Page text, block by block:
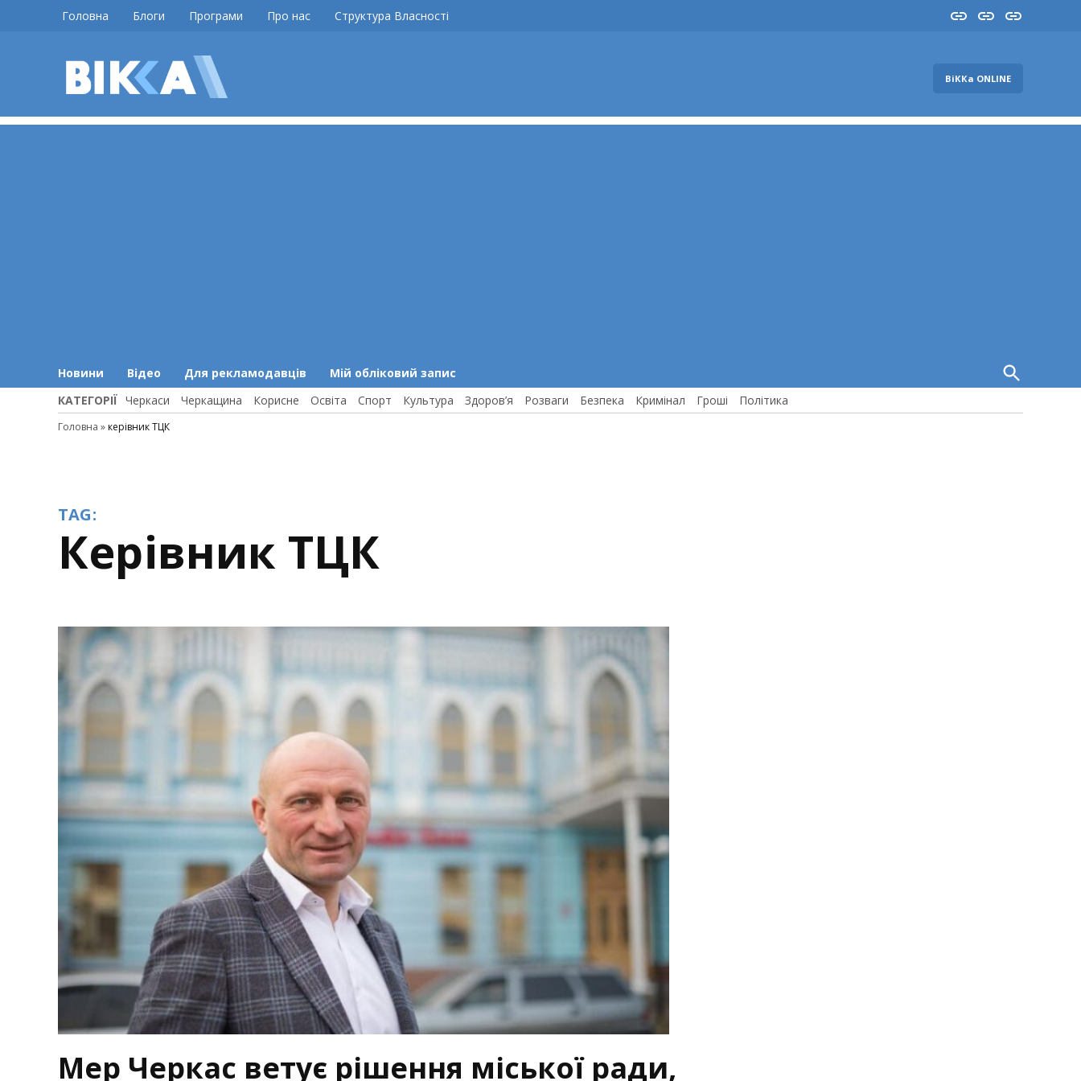
Головна Блоги Програми Про нас Структура Власності InstaYouTube
FB
ВіККа ONLINE
Новини Відео Для рекламодавців Мій обліковий запис
Open
Search
КАТЕГОРІЇ Черкаси Черкащина Корисне Освіта Спорт Культура Здоров’я Розваги Безпека Кримінал Гроші Політика
Головна » керівник ТЦК
TAG:
керівник ТЦК
Мер Черкас ветує рішення міської ради,